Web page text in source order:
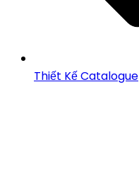
Thiết Kế Catalogue